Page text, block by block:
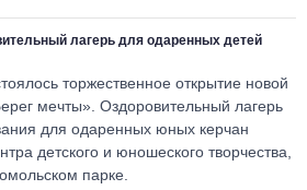
лагерь для одаренных детей
торжественное открытие новой
мечты». Оздоровительный лагерь
для одаренных юных керчан
детского и юношеского творчества,
парке.